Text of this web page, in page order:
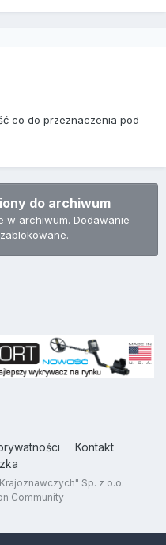
co do przeznaczenia pod
do archiwum
w archiwum. Dodawanie
Kontakt
Sp. z o.o.
Community